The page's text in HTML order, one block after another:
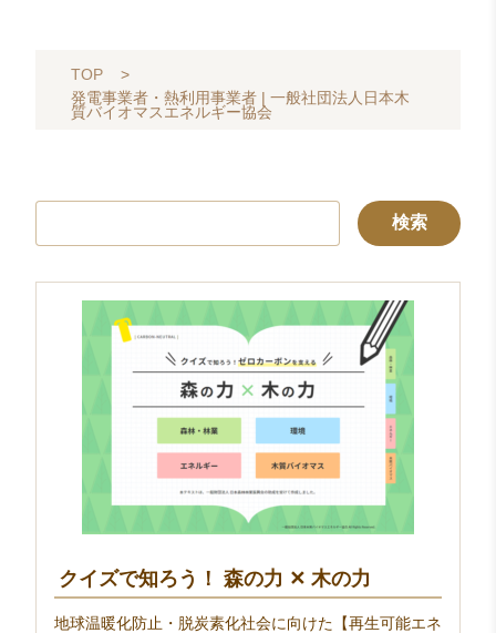
TOP
>
発電事業者・熱利用事業者 | 一般社団法人日本木
質バイオマスエネルギー協会
クイズで知ろう！ 森の力 ✕ 木の力
地球温暖化防止・脱炭素化社会に向けた【再生可能エネ